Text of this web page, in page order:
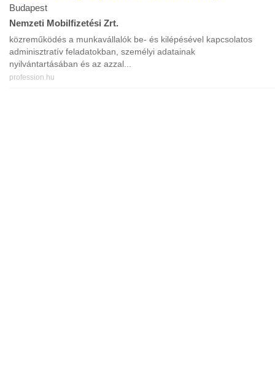
Budapest
Nemzeti Mobilfizetési Zrt.
közreműködés a munkavállalók be- és kilépésével kapcsolatos
adminisztratív feladatokban, személyi adatainak
nyilvántartásában és az azzal...
profession.hu